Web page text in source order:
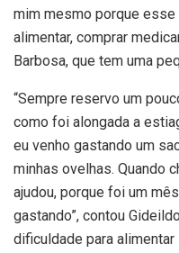
mim mesmo porque esse
alimentar, comprar
Barbosa, que tem uma
“Sempre reservo um
como foi alongada a
eu venho gastando um
minhas ovelhas. Quando
ajudou, porque foi um
gastando”, contou
dificuldade para alimentar